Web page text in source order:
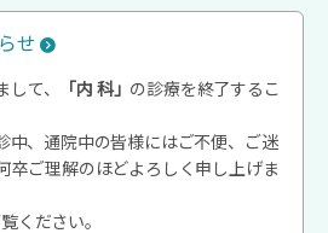
せ
て、 「内 科」 の診療を終了するこ
中、通院中の皆様にはご不便、ご迷
卒ご理解のほどよろしく申し上げま
ください。